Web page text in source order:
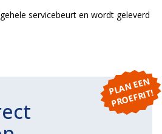
servicebeurt en wordt geleverd
P
L
A
N
E
E
N
P
R
O
E
F
RI
T!